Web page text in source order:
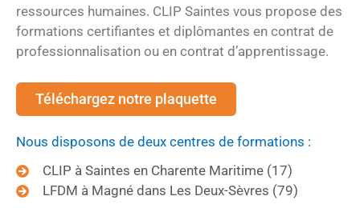
ressources humaines. CLIP Saintes vous propose des
formations certifiantes et diplômantes en contrat de
professionnalisation ou en contrat d’apprentissage.
Téléchargez notre plaquette
Nous disposons de deux centres de formations :
CLIP à Saintes en Charente Maritime (17)
LFDM à Magné dans Les Deux-Sèvres (79)